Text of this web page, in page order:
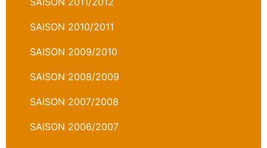
SAISON 2010/2011
SAISON 2009/2010
SAISON 2008/2009
SAISON 2007/2008
SAISON 2006/2007